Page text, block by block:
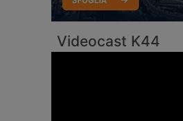
Videocast K44